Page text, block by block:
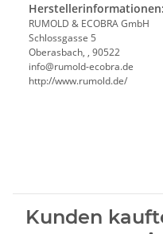
Herstellerinformationen:
RUMOLD & ECOBRA GmbH
Schlossgasse 5
Oberasbach, , 90522
info@rumold-ecobra.de
http://www.rumold.de/
Kunden